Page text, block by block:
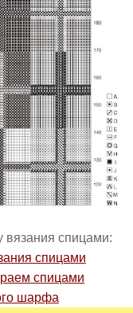
вязания спицами:
спицами
спицами
шарфа